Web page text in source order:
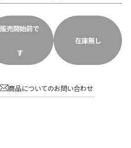
販売開始前で
す
在庫無し
商品についてのお問い合わせ